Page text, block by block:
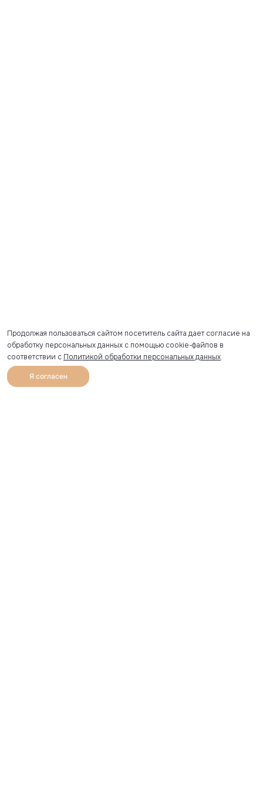
Каталог Избранное
Продолжая пользоваться сайтом посетитель сайта дает согласие на
обработку персональных данных с помощью cookie-файлов в
соответствии с Политикой обработки персональных данных.
Я согласен